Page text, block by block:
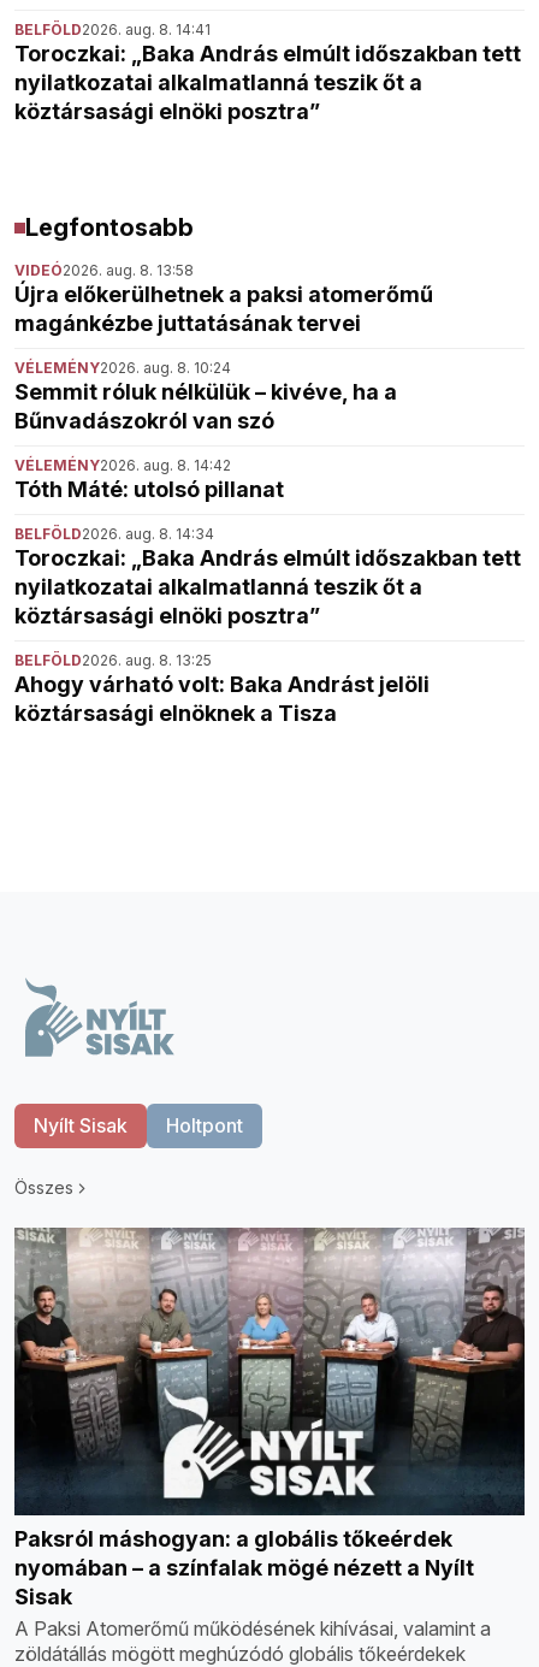
BELFÖLD2026. aug. 8. 14:41
Toroczkai: „Baka András elmúlt időszakban tett
nyilatkozatai alkalmatlanná teszik őt a
köztársasági elnöki posztra”
Legfontosabb
VIDEÓ2026. aug. 8. 13:58
Újra előkerülhetnek a paksi atomerőmű
magánkézbe juttatásának tervei
VÉLEMÉNY2026. aug. 8. 10:24
Semmit róluk nélkülük – kivéve, ha a
Bűnvadászokról van szó
VÉLEMÉNY2026. aug. 8. 14:42
Tóth Máté: utolsó pillanat
BELFÖLD2026. aug. 8. 14:34
Toroczkai: „Baka András elmúlt időszakban tett
nyilatkozatai alkalmatlanná teszik őt a
köztársasági elnöki posztra”
BELFÖLD2026. aug. 8. 13:25
Ahogy várható volt: Baka Andrást jelöli
köztársasági elnöknek a Tisza
Nyílt Sisak Holtpont
Összes
Paksról máshogyan: a globális tőkeérdek
nyomában – a színfalak mögé nézett a Nyílt
Sisak
A Paksi Atomerőmű működésének kihívásai, valamint a
zöldátállás mögött meghúzódó globális tőkeérdekek